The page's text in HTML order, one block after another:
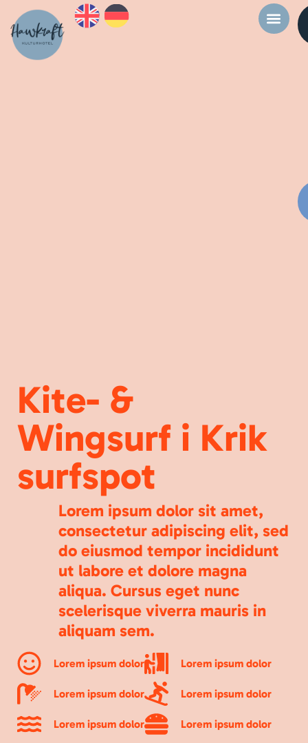
Kite- &
Wingsurf i Krik
surfspot
Lorem ipsum dolor sit amet,
consectetur adipiscing elit, sed
do eiusmod tempor incididunt
ut labore et dolore magna
aliqua. Cursus eget nunc
scelerisque viverra mauris in
aliquam sem.
Lorem ipsum dolor
Lorem ipsum dolor
Lorem ipsum dolor
Lorem ipsum dolor
Lorem ipsum dolor
Lorem ipsum dolor